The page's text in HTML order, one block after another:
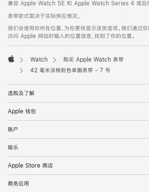
页
页
脚
注
兼容 Apple Watch SE 和 Apple Watch Series 4 或后续
表带款式取决于实际供应情况。
我们会使用你所在位置，为你更快显示送货选项。我们通过
访问 Apple 网站时输入的位置信息，找到了你的位置。
Apple
Watch
购买 Apple Watch 表带
42 毫米淡桃粉色单圈表带 - 7 号
选购及了解
Apple 钱包
账户
娱乐
Apple Store 商店
商务应用